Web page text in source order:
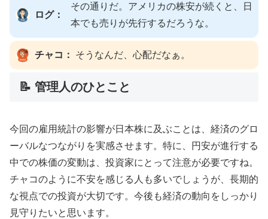
ログ：
その通りだ。アメリカの株安が続くと、日
本でも売りが先行するだろうな。
チャコ： そうなんだ、心配だなぁ。
📝 管理人のひとこと
今回の雇用統計の影響が日本株に及ぶことは、経済のグロ
ーバルなつながりを実感させます。特に、円安が進行する
中での株価の変動は、投資家にとって注意が必要ですね。
チャコのように不安を感じる人も多いでしょうが、長期的
な視点での投資が大切です。今後も経済の動向をしっかり
見守りたいと思います。